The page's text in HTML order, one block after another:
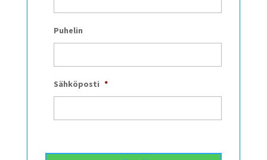
Puhelin
Sähköposti *